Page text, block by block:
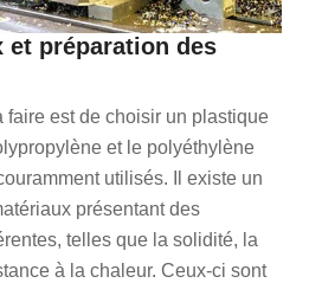
et préparation des
faire est de choisir un plastique
et le polyéthylène
utilisés. Il existe un
présentant des
telles que la solidité, la
à la chaleur. Ceux-ci sont